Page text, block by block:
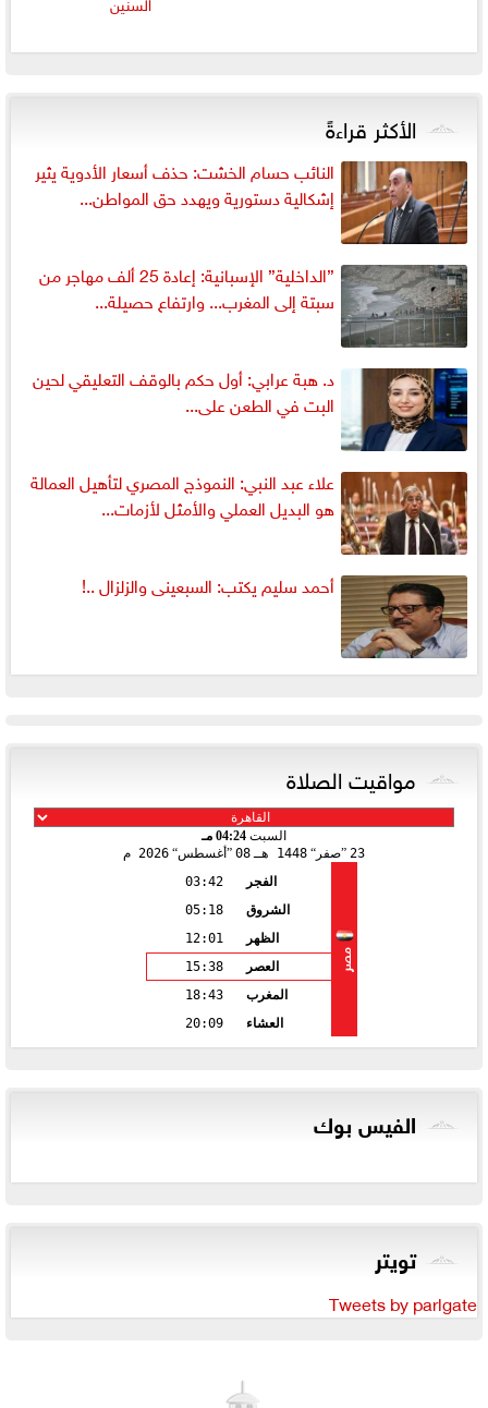
الأكثر قراءةً
النائب حسام الخشت: حذف أسعار الأدوية يثير
إشكالية دستورية ويهدد حق المواطن...
”الداخلية” الإسبانية: إعادة 25 ألف مهاجر من
سبتة إلى المغرب... وارتفاع حصيلة...
د. هبة عرابي: أول حكم بالوقف التعليقي لحين
البت في الطعن على...
علاء عبد النبي: النموذج المصري لتأهيل العمالة
هو البديل العملي والأمثل لأزمات...
أحمد سليم يكتب: السبعينى والزلزال ..!
مواقيت الصلاة
السبت 04:24 مـ
23 صفر 1448 هـ 08 أغسطس 2026 م
مصر
الفجر
03:42
الشروق
05:18
الظهر
12:01
العصر
15:38
المغرب
18:43
العشاء
20:09
الفيس بوك
تويتر
Tweets by parlgate